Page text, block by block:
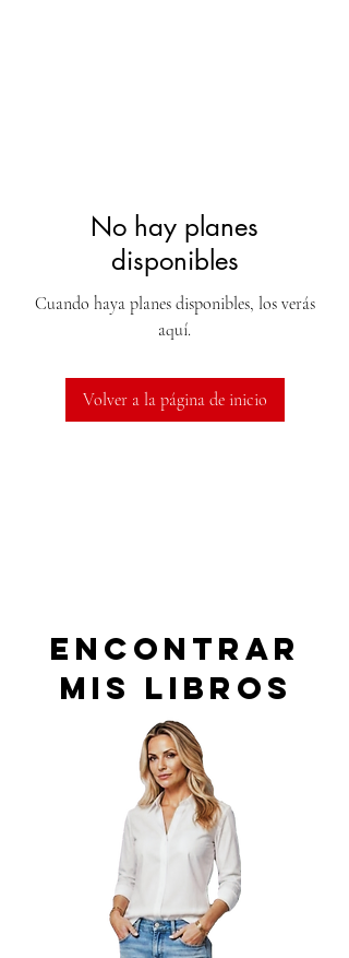
No hay planes
disponibles
Cuando haya planes disponibles, los verás
aquí.
Volver a la página de inicio
encontrar
mis libros